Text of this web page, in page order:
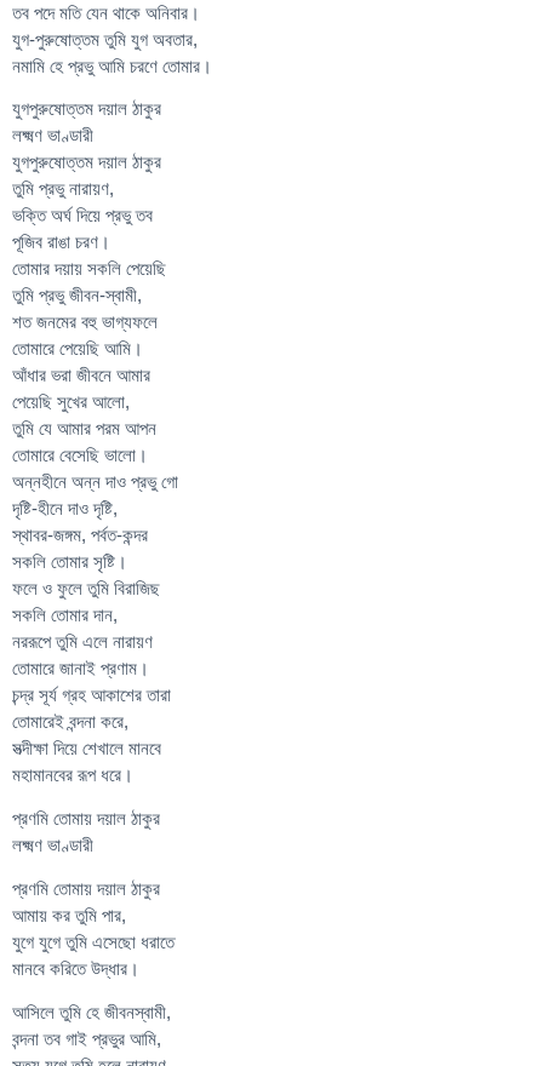
তব পদে মতি যেন থাকে অনিবার।
যুগ-পুরুষোত্তম তুমি যুগ অবতার,
নমামি হে প্রভু আমি চরণে তোমার।
যুগপুরুষোত্তম দয়াল ঠাকুর
লক্ষ্মণ ভাণ্ডারী
যুগপুরুষোত্তম দয়াল ঠাকুর
তুমি প্রভু নারায়ণ,
ভক্তি অর্ঘ দিয়ে প্রভু তব
পূজিব রাঙা চরণ।
তোমার দয়ায় সকলি পেয়েছি
তুমি প্রভু জীবন-স্বামী,
শত জনমের বহু ভাগ্যফলে
তোমারে পেয়েছি আমি।
আঁধার ভরা জীবনে আমার
পেয়েছি সুখের আলো,
তুমি যে আমার পরম আপন
তোমারে বেসেছি ভালো।
অন্নহীনে অন্ন দাও প্রভু গো
দৃষ্টি-হীনে দাও দৃষ্টি,
স্থাবর-জঙ্গম, পর্বত-কন্দর
সকলি তোমার সৃষ্টি।
ফলে ও ফুলে তুমি বিরাজিছ
সকলি তোমার দান,
নররূপে তুমি এলে নারায়ণ
তোমারে জানাই প্রণাম।
চন্দ্র সূর্য গ্রহ আকাশের তারা
তোমারেই বন্দনা করে,
সত্দীক্ষা দিয়ে শেখালে মানবে
মহামানবের রূপ ধরে।
প্রণমি তোমায় দয়াল ঠাকুর
লক্ষ্মণ ভাণ্ডারী
প্রণমি তোমায় দয়াল ঠাকুর
আমায় কর তুমি পার,
যুগে যুগে তুমি এসেছো ধরাতে
মানবে করিতে উদ্ধার।
আসিলে তুমি হে জীবনস্বামী,
বন্দনা তব গাই প্রভুর আমি,